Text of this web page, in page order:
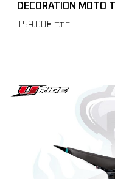
DECORATION MOTO
159.00€ T.T.C.